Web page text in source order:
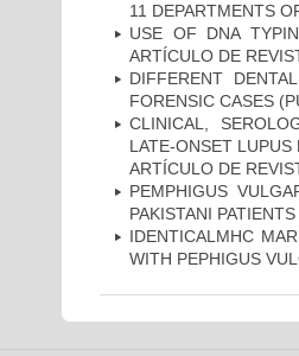
11 DEPARTMENTS
USE OF DNA
ARTÍCULO DE
DIFFERENT
FORENSIC CASES
CLINICAL,
LATE-ONSET
ARTÍCULO DE
PEMPHIGUS
PAKISTANI
IDENTICALMHC
WITH PEPHIGUS